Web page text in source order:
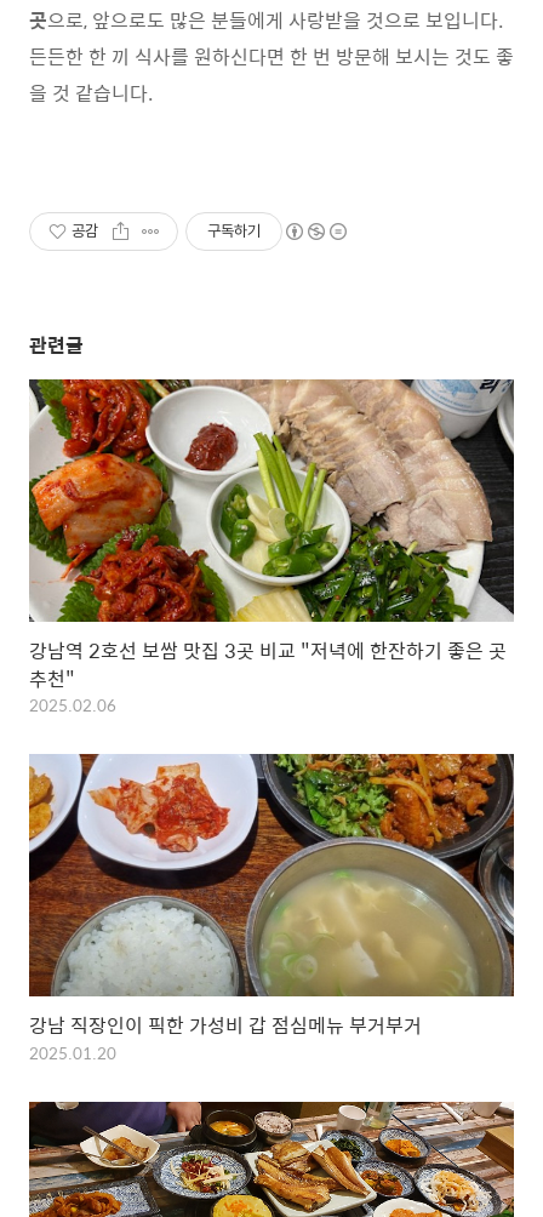
곳으로, 앞으로도 많은 분들에게 사랑받을 것으로 보입니다.
든든한 한 끼 식사를 원하신다면 한 번 방문해 보시는 것도 좋
을 것 같습니다.
공감 구독하기
관련글
강남역 2호선 보쌈 맛집 3곳 비교 "저녁에 한잔하기 좋은 곳
추천"
2025.02.06
강남 직장인이 픽한 가성비 갑 점심메뉴 부거부거
2025.01.20